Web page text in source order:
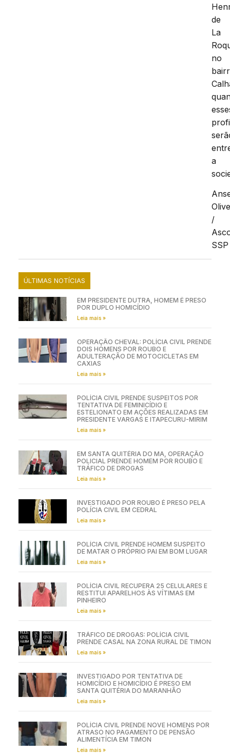
de
La
no
a
/
SSP
ÚLTIMAS NOTÍCIAS
EM PRESIDENTE DUTRA, HOMEM É PRESO
POR DUPLO HOMICÍDIO
Leia mais »
OPERAÇÃO CHEVAL: POLÍCIA CIVIL PRENDE
DOIS HOMENS POR ROUBO E
ADULTERAÇÃO DE MOTOCICLETAS EM
CAXIAS
Leia mais »
POLÍCIA CIVIL PRENDE SUSPEITOS POR
TENTATIVA DE FEMINICÍDIO E
ESTELIONATO EM AÇÕES REALIZADAS EM
PRESIDENTE VARGAS E ITAPECURU-MIRIM
Leia mais »
EM SANTA QUITÉRIA DO MA, OPERAÇÃO
POLICIAL PRENDE HOMEM POR ROUBO E
TRÁFICO DE DROGAS
Leia mais »
INVESTIGADO POR ROUBO É PRESO PELA
POLÍCIA CIVIL EM CEDRAL
Leia mais »
POLÍCIA CIVIL PRENDE HOMEM SUSPEITO
DE MATAR O PRÓPRIO PAI EM BOM LUGAR
Leia mais »
POLÍCIA CIVIL RECUPERA 25 CELULARES E
RESTITUI APARELHOS ÀS VÍTIMAS EM
PINHEIRO
Leia mais »
TRÁFICO DE DROGAS: POLÍCIA CIVIL
PRENDE CASAL NA ZONA RURAL DE TIMON
Leia mais »
INVESTIGADO POR TENTATIVA DE
HOMICÍDIO E HOMICÍDIO É PRESO EM
SANTA QUITÉRIA DO MARANHÃO
Leia mais »
POLÍCIA CIVIL PRENDE NOVE HOMENS POR
ATRASO NO PAGAMENTO DE PENSÃO
ALIMENTÍCIA EM TIMON
Leia mais »